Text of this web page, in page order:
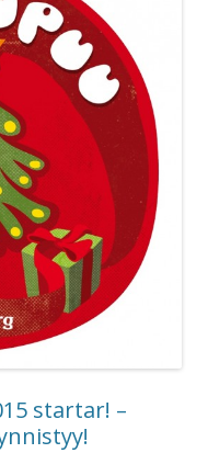
startar! –